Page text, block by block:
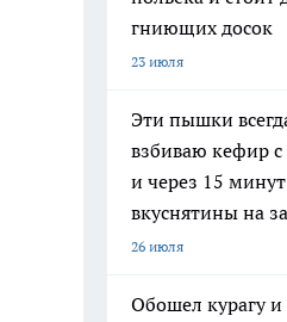
гниющих досок
23 июля
Эти пышки
взбиваю кефир
и через 15
вкуснятины на
26 июля
Обошел курагу